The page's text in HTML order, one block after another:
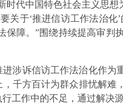
时代中国特色社会主义思
关于‘推进信访工作法治
保障。”围绕持续提高审
涉诉信访工作法治化作
千方百计为群众排忧解
工作中的不足，通过解决